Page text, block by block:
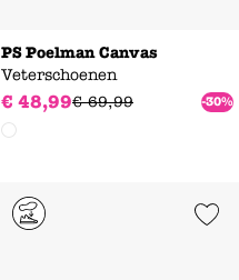
PS Poelman Canvas
Veterschoenen
€ 48,99€ 69,99 -30%
Add to